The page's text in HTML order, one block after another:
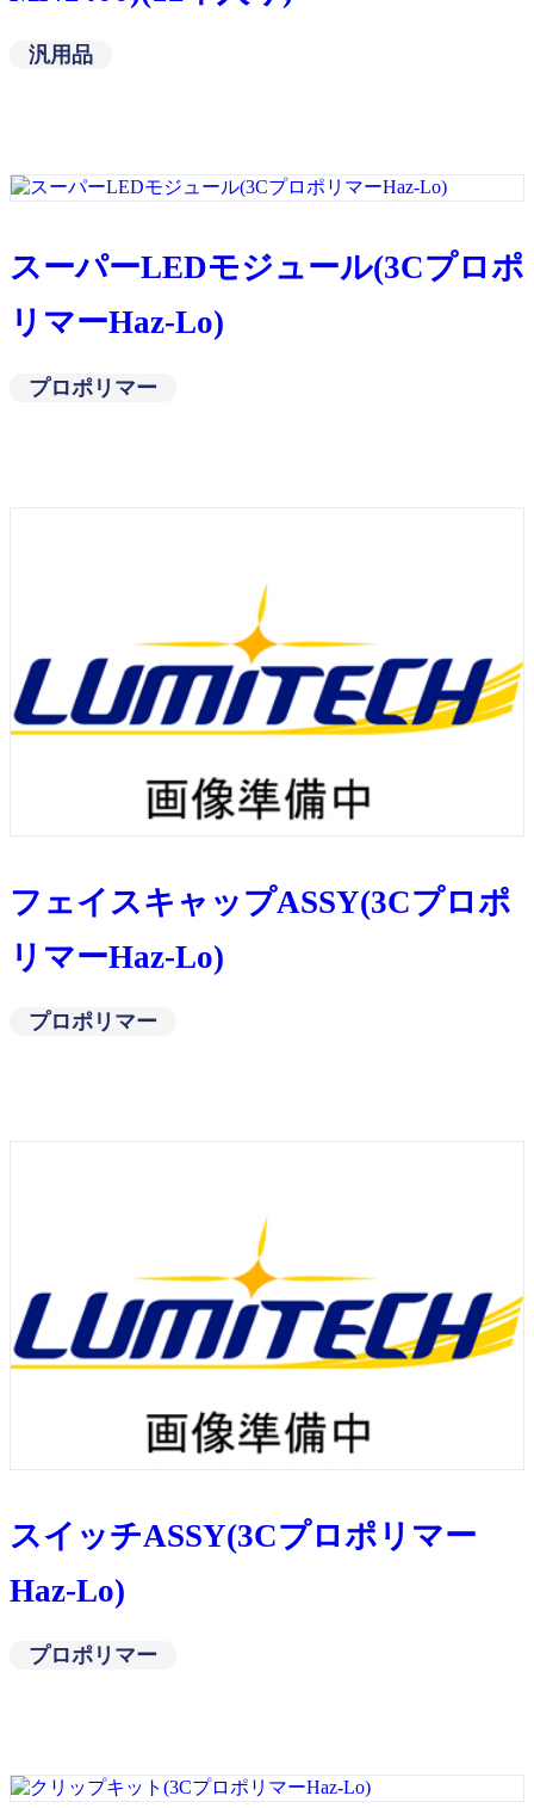
汎用品
スーパーLEDモジュール(3Cプロポ
リマーHaz-Lo)
プロポリマー
フェイスキャップASSY(3Cプロポ
リマーHaz-Lo)
プロポリマー
スイッチASSY(3Cプロポリマー
Haz-Lo)
プロポリマー